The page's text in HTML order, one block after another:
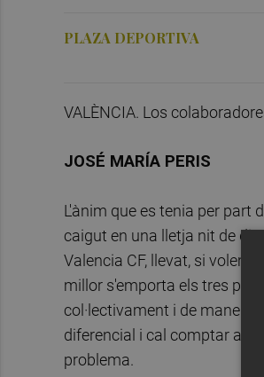
PLAZA DEPORTIVA
VALÈNCIA. Los
JOSÉ MARÍA PERIS
L'ànim que es tenia per part
caigut en una lletja nit de
Valencia CF, llevat, si
millor s'emporta els tres
col·lectivament i de manera
diferencial i cal comptar
problema.